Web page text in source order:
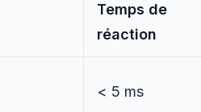
Temps de
réaction
< 5 ms